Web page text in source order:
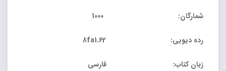
شمارگان: 1000
رده دیویی: 8fa1.62
زبان کتاب: فارسی